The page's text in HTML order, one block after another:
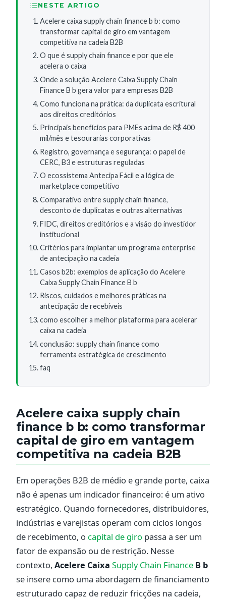
NESTE ARTIGO
Acelere caixa supply chain finance b b: como
transformar capital de giro em vantagem
competitiva na cadeia B2B
O que é supply chain finance e por que ele
acelera o caixa
Onde a solução Acelere Caixa Supply Chain
Finance B b gera valor para empresas B2B
Como funciona na prática: da duplicata escritural
aos direitos creditórios
Principais benefícios para PMEs acima de R$ 400
mil/mês e tesourarias corporativas
Registro, governança e segurança: o papel de
CERC, B3 e estruturas reguladas
O ecossistema Antecipa Fácil e a lógica de
marketplace competitivo
Comparativo entre supply chain finance,
desconto de duplicatas e outras alternativas
FIDC, direitos creditórios e a visão do investidor
institucional
Critérios para implantar um programa enterprise
de antecipação na cadeia
Casos b2b: exemplos de aplicação do Acelere
Caixa Supply Chain Finance B b
Riscos, cuidados e melhores práticas na
antecipação de recebíveis
como escolher a melhor plataforma para acelerar
caixa na cadeia
conclusão: supply chain finance como
ferramenta estratégica de crescimento
faq
Acelere caixa supply chain
finance b b: como transformar
capital de giro em vantagem
competitiva na cadeia B2B
Em operações B2B de médio e grande porte, caixa
não é apenas um indicador financeiro: é um ativo
estratégico. Quando fornecedores, distribuidores,
indústrias e varejistas operam com ciclos longos
de recebimento, o capital de giro passa a ser um
fator de expansão ou de restrição. Nesse
contexto, Acelere Caixa Supply Chain Finance B b
se insere como uma abordagem de financiamento
estruturado capaz de reduzir fricções na cadeia,